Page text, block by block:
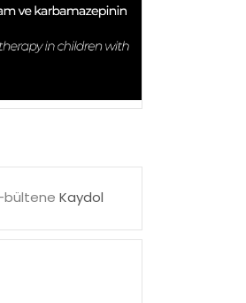
bültene Kaydol